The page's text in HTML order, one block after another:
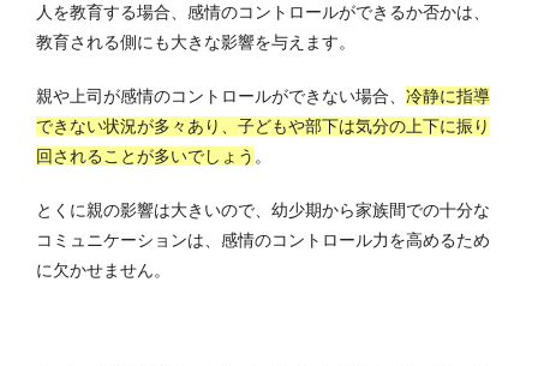
人を教育する場合、感情のコントロールができるか否かは、
教育される側にも大きな影響を与えます。
親や上司が感情のコントロールができない場合、 冷静に指導
できない状況が多々あり、子どもや部下は気分の上下に振り
回されることが多いでしょう 。
とくに親の影響は大きいので、幼少期から家族間での十分な
コミュニケーションは、感情のコントロール力を高めるため
に欠かせません。